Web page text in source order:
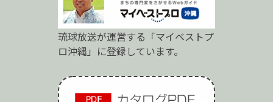
琉球放送が運営する「マイベストプ
ロ沖縄」に登録しています。